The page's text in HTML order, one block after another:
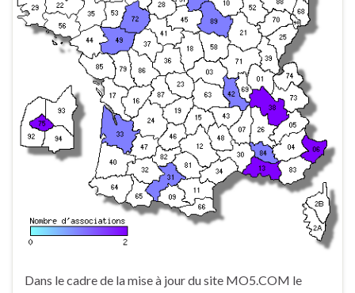
Dans le cadre de la mise à jour du site MO5.COM le